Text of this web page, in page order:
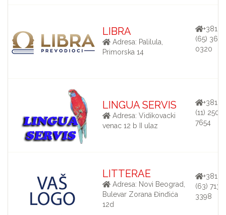
LIBRA
Adresa: Palilula,
Primorska 14
+381
(65) 367-
0320
LINGUA SERVIS
Adresa: Vidikovacki
venac 12 b II ulaz
+381
(11) 250-
7654
LITTERAE
Adresa: Novi Beograd,
Bulevar Zorana Đinđića
12d
+381
(63) 713-
3398